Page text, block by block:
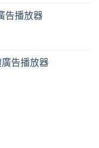
告播放器
告播放器